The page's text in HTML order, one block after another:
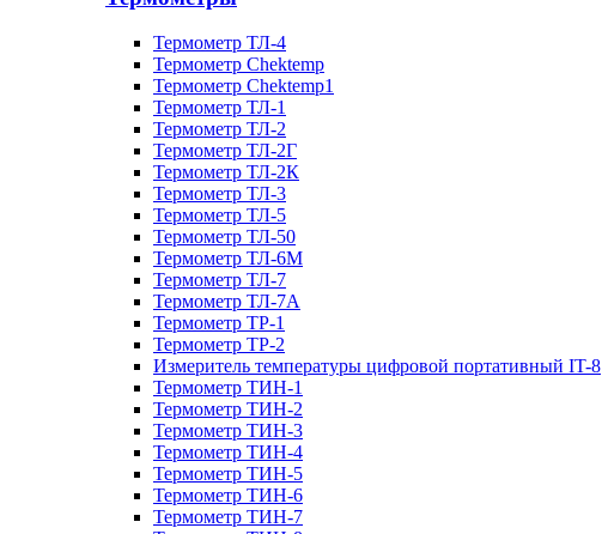
Термометр ТЛ-4
Термометр Chektemp
Термометр Chektemp1
Термометр ТЛ-1
Термометр ТЛ-2
Термометр ТЛ-2Г
Термометр ТЛ-2К
Термометр ТЛ-3
Термометр ТЛ-5
Термометр ТЛ-50
Термометр ТЛ-6М
Термометр ТЛ-7
Термометр ТЛ-7А
Термометр ТР-1
Термометр ТР-2
Измеритель температуры цифровой портативный IT-8
Термометр ТИН-1
Термометр ТИН-2
Термометр ТИН-3
Термометр ТИН-4
Термометр ТИН-5
Термометр ТИН-6
Термометр ТИН-7